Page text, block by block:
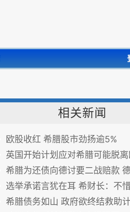
相关新闻
欧股收红 希腊股市劲扬逾5%
英国开始计划应对希腊可能脱
希腊为还债向德讨要二战赔款 德国:
选举承诺言犹在耳 希财长：不惜违背
希腊债务如山 政府欲终结救助